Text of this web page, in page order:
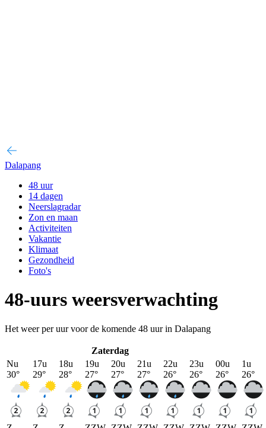
Dalapang
48 uur
14 dagen
Neerslagradar
Zon en maan
Activiteiten
Vakantie
Klimaat
Gezondheid
Foto's
48-uurs weersverwachting
Het weer per uur voor de komende 48 uur in Dalapang
Zaterdag
Nu
30°
17u
29°
18u
28°
19u
27°
20u
27°
21u
27°
22u
26°
23u
26°
00u
26°
1u
26°